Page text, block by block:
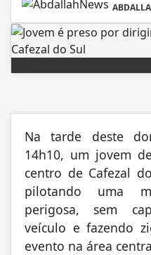
Na tarde deste
14h10, um jovem
centro de Cafezal
pilotando uma
perigosa, sem
veículo e fazendo
evento na área